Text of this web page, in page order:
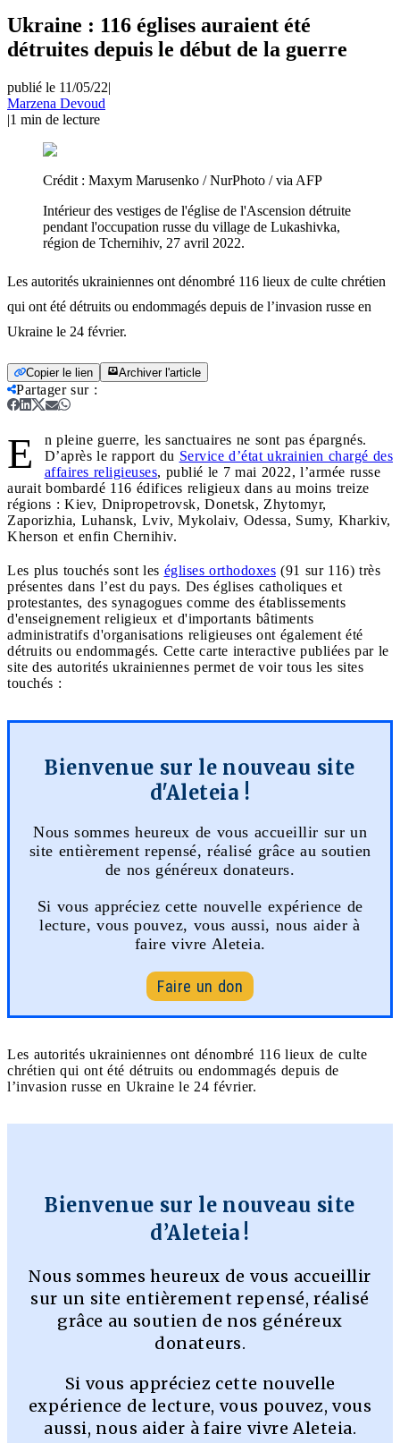
Ukraine : 116 églises auraient été
détruites depuis le début de la guerre
publié le 11/05/22|
Marzena Devoud
|1 min de lecture
Crédit : Maxym Marusenko / NurPhoto / via AFP
Intérieur des vestiges de l'église de l'Ascension détruite
pendant l'occupation russe du village de Lukashivka,
région de Tchernihiv, 27 avril 2022.
Les autorités ukrainiennes ont dénombré 116 lieux de culte chrétien
qui ont été détruits ou endommagés depuis de l’invasion russe en
Ukraine le 24 février.
Copier le lien Archiver l'article
Partager sur:
E
n pleine guerre, les sanctuaires ne sont pas épargnés.
D’après le rapport du Service d’état ukrainien chargé des
affaires religieuses, publié le 7 mai 2022, l’armée russe
aurait bombardé 116 édifices religieux dans au moins treize
régions : Kiev, Dnipropetrovsk, Donetsk, Zhytomyr,
Zaporizhia, Luhansk, Lviv, Mykolaiv, Odessa, Sumy, Kharkiv,
Kherson et enfin Chernihiv.
Les plus touchés sont les églises orthodoxes (91 sur 116) très
présentes dans l’est du pays. Des églises catholiques et
protestantes, des synagogues comme des établissements
d'enseignement religieux et d'importants bâtiments
administratifs d'organisations religieuses ont également été
détruits ou endommagés. Cette carte interactive publiées par le
site des autorités ukrainiennes permet de voir tous les sites
touchés :
Bienvenue sur le nouveau site
d'Aleteia !
Nous sommes heureux de vous accueillir sur un
site entièrement repensé, réalisé grâce au soutien
de nos généreux donateurs.
Si vous appréciez cette nouvelle expérience de
lecture, vous pouvez, vous aussi, nous aider à
faire vivre Aleteia.
Faire un don
Les autorités ukrainiennes ont dénombré 116 lieux de culte
chrétien qui ont été détruits ou endommagés depuis de
l’invasion russe en Ukraine le 24 février.
Bienvenue sur le nouveau site
d’Aleteia !
Nous sommes heureux de vous accueillir
sur un site entièrement repensé, réalisé
grâce au soutien de nos généreux
donateurs.
Si vous appréciez cette nouvelle
expérience de lecture, vous pouvez, vous
aussi, nous aider à faire vivre Aleteia.